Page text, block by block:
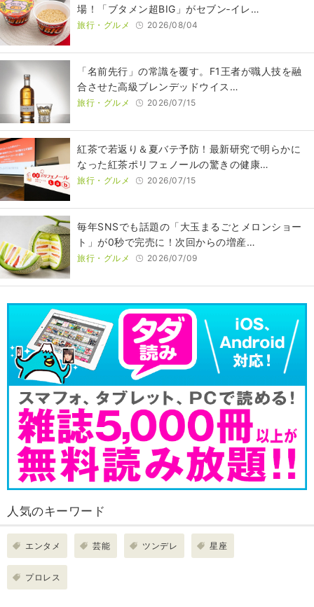
場！「ブタメン超BIG」がセブン‐イレ…
旅行・グルメ 2026/08/04
​​「名前先行」の常識を覆す。F1王者が職人技を融
合させた高級ブレンデッドウイス…
旅行・グルメ 2026/07/15
紅茶で若返り＆夏バテ予防！最新研究で明らかに
なった紅茶ポリフェノールの驚きの健康…
旅行・グルメ 2026/07/15
毎年SNSでも話題の「大玉まるごとメロンショー
ト」が0秒で完売に！次回からの増産…
旅行・グルメ 2026/07/09
人気のキーワード
エンタメ 芸能 ツンデレ 星座
プロレス